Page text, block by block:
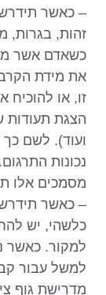
– כאשר
זהות, בגרות,
כשאדם אשר
את מידת
זו, או
הצגת תעודות
ועוד). לשם
נכונות
מסמכים אלו
– כאשר
כלשהי, יש
למקור. כאשר
למשל עבור
מדרישת גוף